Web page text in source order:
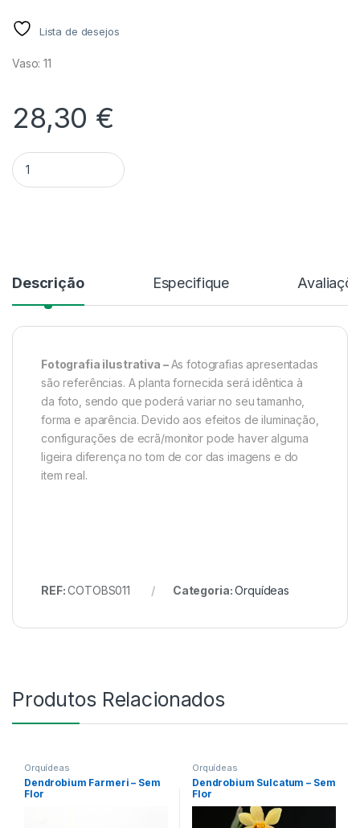
Lista de desejos
Vaso: 11
28,30 €
Quantidade Coelogyne Tomentosa – Sem Flor
Descrição Especifique
Fotografia ilustrativa –As fotografias apresentadas
são referências. A planta fornecida será idêntica à
da foto, sendo que poderá variar no seu tamanho,
forma e aparência. Devido aos efeitos de iluminação,
configurações de ecrã/monitor pode haver alguma
ligeira diferença no tom de cor das imagens e do
item real.
REF:COTOBS011 Categoria:Orquídeas
Produtos Relacionados
Orquídeas
Dendrobium Farmeri – Sem
Flor
Orquídeas
Dendrobium Sulcatum – Sem
Flor